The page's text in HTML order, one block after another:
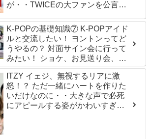
が・・TWICEの大ファンを公言す
「成功したファン」だと話題沸騰
K-POPの基礎知識⑦ K-POPアイド
ルと交流したい！ ヨントンってど
うやるの？ 対面サイン会に行って
みたい！ ショケ、お見送り会、握
手会・・・リリースイベントあれ
これを紹介
ITZY イェジ、無視するリアに激
怒！？ ただ一緒にハートを作りた
いだけなのに・・大きな声で必死
にアピールする姿がかわいすぎる